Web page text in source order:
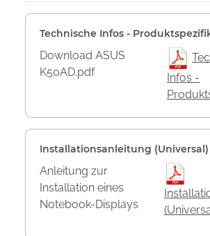
Technische Infos -
Download ASUS
K50AD.pdf
Infos -
Installationsanleitung (Universal)
Anleitung zur
Installation eines
Notebook-Displays